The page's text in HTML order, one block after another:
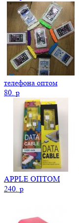
телефона оптом
80. p
APPLE ОПТОМ
240. p